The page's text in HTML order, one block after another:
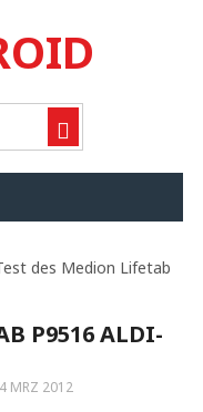
des Medion Lifetab
P9516 ALDI-
MRZ 2012